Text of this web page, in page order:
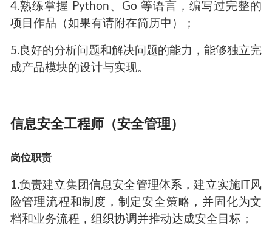
4.熟练掌握 Python、Go 等语言，编写过完整的
项目作品（如果有请附在简历中）；
5.良好的分析问题和解决问题的能力，能够独立完
成产品模块的设计与实现。
信息安全工程师（安全管理）
岗位职责
1.负责建立集团信息安全管理体系，建立实施IT风
险管理流程和制度，制定安全策略，并固化为文
档和业务流程，组织协调并推动达成安全目标；